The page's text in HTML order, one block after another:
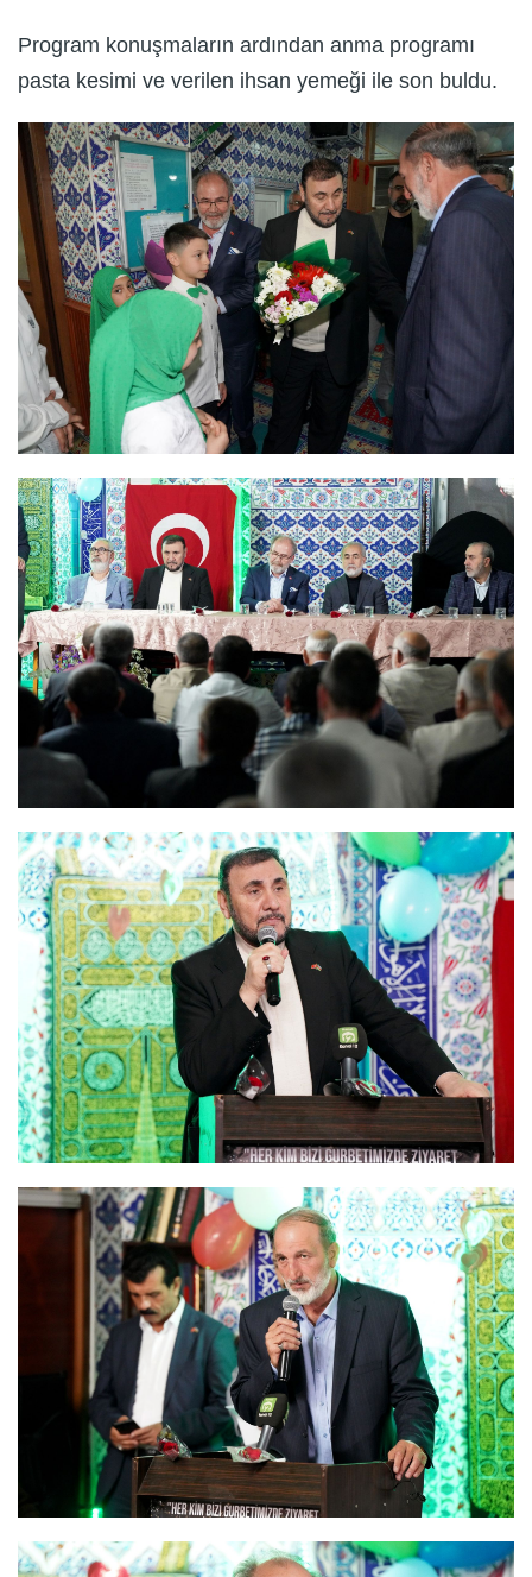
Program konuşmaların ardından anma programı
pasta kesimi ve verilen ihsan yemeği ile son buldu.